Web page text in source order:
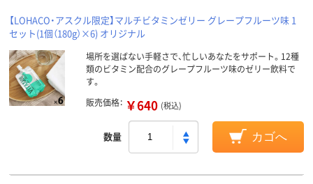
【LOHACO・アスクル限定】マルチビタミンゼリー グレープフルーツ味 1
セット(1個（180g）×6) オリジナル
場所を選ばない手軽さで、忙しいあなたをサポート。12種
類のビタミン配合のグレープフルーツ味のゼリー飲料で
す。
販売価格： ￥640 (税込)
数量 カゴへ